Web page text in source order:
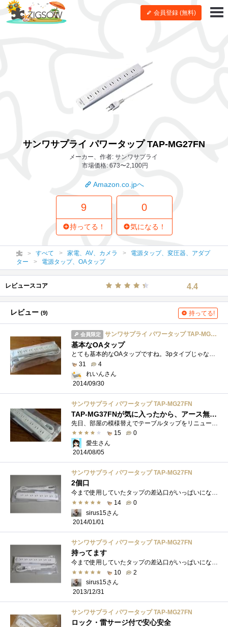
会員登録 (無料)
サンワサプライ パワータップ TAP-MG27FN
メーカー、作者: サンワサプライ
市場価格: 673〜2,100円
Amazon.co.jpへ
9
持ってる！
0
気になる！
すべて 家電、AV、カメラ
電源タップ、変圧器、アダプ
ター
電源タップ、OAタップ
レビュースコア 4.4
レビュー (9) 持ってる!
会員限定 サンワサプライ パワータップ TAP-MG27FN
基本なOAタップ
とても基本的なOAタップですね。3pタイプじゃないほうが家庭用としては用途が多いです。
31
4
れいんさん
2014/09/30
サンワサプライ パワータップ TAP-MG27FN
TAP-MG37FNが気に入ったから、アース無しも買ってみた
15
0
愛生さん
2014/08/05
サンワサプライ パワータップ TAP-MG27FN
2個口
今まで使用していたタップの差込口がいっぱいになり、余裕がなくなってしまったので2ヶ購入しました。価格とスイングプラグ、雷サージ付とい�...
14
0
sirus15さん
2014/01/01
サンワサプライ パワータップ TAP-MG27FN
持ってます
今まで使用していたタップの差込口がいっぱいになり、余裕がなくなってしまったので購入しました。価格とスイングプラグ、雷サージ付という�...
10
2
sirus15さん
2013/12/31
サンワサプライ パワータップ TAP-MG27FN
ロック・雷サージ付で安心安全